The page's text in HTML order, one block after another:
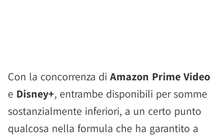
Con la concorrenza di Amazon Prime Video
e Disney+, entrambe disponibili per somme
sostanzialmente inferiori, a un certo punto
qualcosa nella formula che ha garantito a